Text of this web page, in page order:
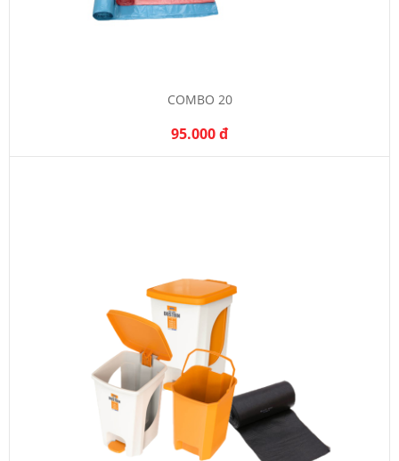
COMBO 20
95.000 đ